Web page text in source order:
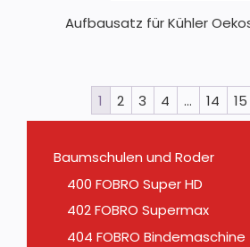
Aufbausatz für Kühler
1 2 3 4 … 14 15
Baumschulen und Roder
400 FOBRO Super HD
402 FOBRO Supermax
404 FOBRO Bindemaschine